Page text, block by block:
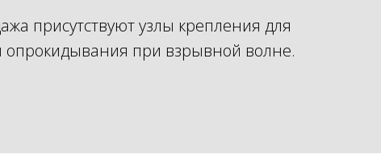
присутствуют узлы крепления для
при взрывной волне.